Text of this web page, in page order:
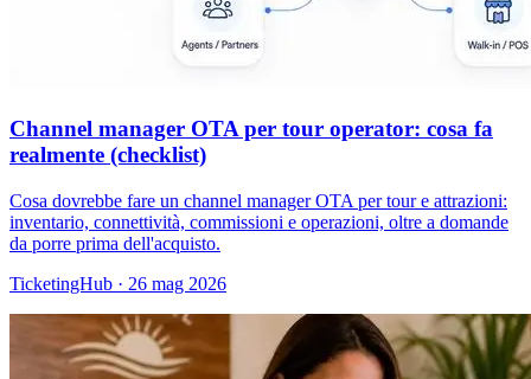
Channel manager OTA per tour operator: cosa fa
realmente (checklist)
Cosa dovrebbe fare un channel manager OTA per tour e attrazioni:
inventario, connettività, commissioni e operazioni, oltre a domande
da porre prima dell'acquisto.
TicketingHub · 26 mag 2026